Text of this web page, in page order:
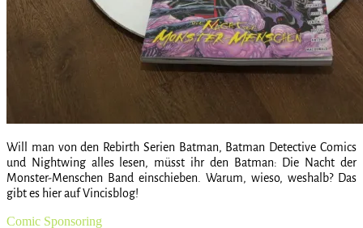
Will man von den Rebirth Serien Batman, Batman Detective Comics
und Nightwing alles lesen, müsst ihr den Batman: Die Nacht der
Monster-Menschen Band einschieben. Warum, wieso, weshalb? Das
gibt es hier auf Vincisblog!
Comic Sponsoring